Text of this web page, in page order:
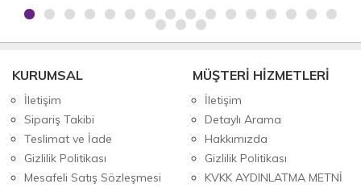
KURUMSAL
İletişim
Sipariş Takibi
Teslimat ve İade
Gizlilik Politikası
Mesafeli Satış Sözleşmesi
MÜŞTERİ HİZMETLERİ
İletişim
Detaylı Arama
Hakkımızda
Gizlilik Politikası
KVKK AYDINLATMA METNİ